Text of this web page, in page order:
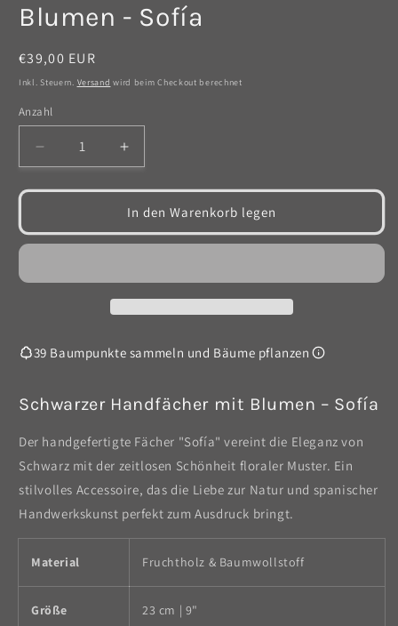
Blumen - Sofía
Normaler
Preis
€39,00 EUR
Inkl. Steuern. Versand wird beim Checkout berechnet
Anzahl
Anzahl
Verringere
die
Menge
schwarzer
Fächer
Blumen
Erhöhe
die
Menge
für
schwarzer
Fächer
Blumen
-
In den Warenkorb legen
39 Baumpunkte sammeln und Bäume pflanzen
Schwarzer Handfächer mit Blumen – Sofía
Der handgefertigte Fächer "Sofía" vereint die Eleganz von
Schwarz mit der zeitlosen Schönheit floraler Muster. Ein
stilvolles Accessoire, das die Liebe zur Natur und spanischer
Handwerkskunst perfekt zum Ausdruck bringt.
Material Fruchtholz & Baumwollstoff
Größe 23 cm | 9"